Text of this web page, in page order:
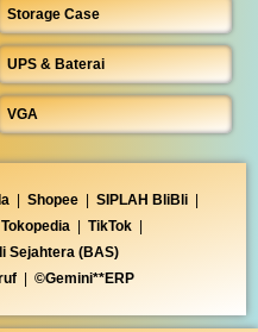
Storage Case
UPS & Baterai
VGA
| Shopee | SIPLAH BliBli |
Tokopedia | TikTok |
Sejahtera (BAS)
| ©Gemini**ERP